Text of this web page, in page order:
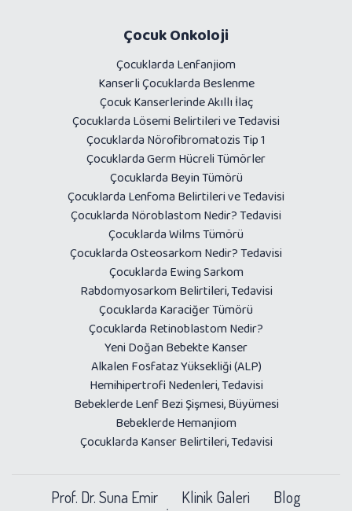
Çocuk Onkoloji
Çocuklarda Lenfanjiom
Kanserli Çocuklarda Beslenme
Çocuk Kanserlerinde Akıllı İlaç
Çocuklarda Lösemi Belirtileri ve Tedavisi
Çocuklarda Nörofibromatozis Tip 1
Çocuklarda Germ Hücreli Tümörler
Çocuklarda Beyin Tümörü
Çocuklarda Lenfoma Belirtileri ve Tedavisi
Çocuklarda Nöroblastom Nedir? Tedavisi
Çocuklarda Wilms Tümörü
Çocuklarda Osteosarkom Nedir? Tedavisi
Çocuklarda Ewing Sarkom
Rabdomyosarkom Belirtileri, Tedavisi
Çocuklarda Karaciğer Tümörü
Çocuklarda Retinoblastom Nedir?
Yeni Doğan Bebekte Kanser
Alkalen Fosfataz Yüksekliği (ALP)
Hemihipertrofi Nedenleri, Tedavisi
Bebeklerde Lenf Bezi Şişmesi, Büyümesi
Bebeklerde Hemanjiom
Çocuklarda Kanser Belirtileri, Tedavisi
Prof. Dr. Suna Emir Klinik Galeri
Blog